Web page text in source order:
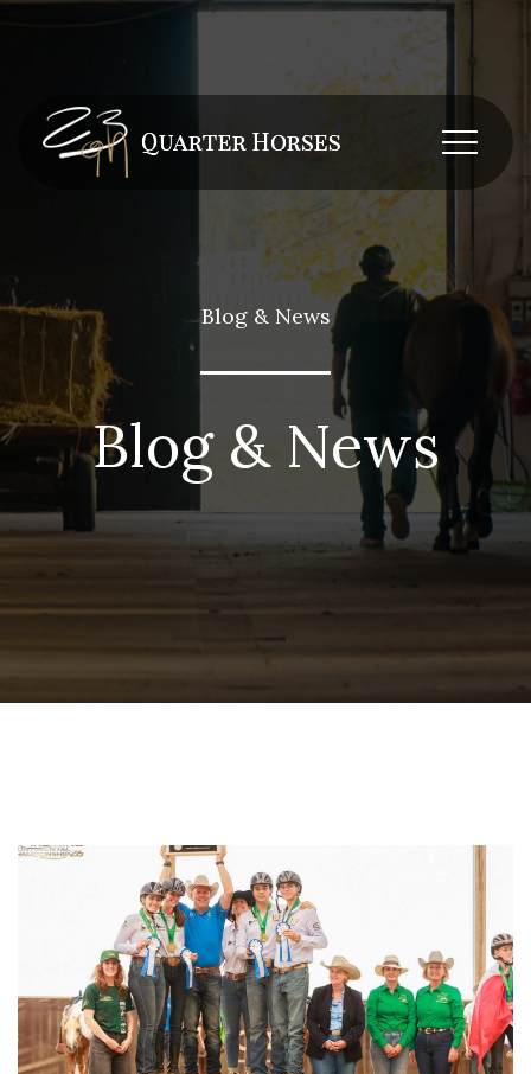
Blog & News
Blog & News